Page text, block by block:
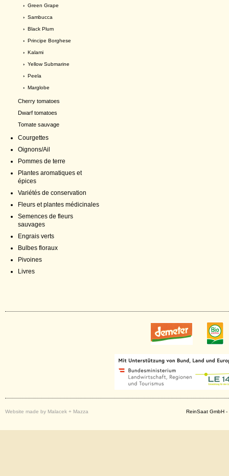
› Green Grape
› Sambucca
› Black Plum
› Principe Borghese
› Kalami
› Yellow Submarine
› Peela
› Marglobe
Cherry tomatoes
Dwarf tomatoes
Tomate sauvage
Courgettes
Oignons/Ail
Pommes de terre
Plantes aromatiques et
épices
Variétés de conservation
Fleurs et plantes médicinales
Semences de fleurs
sauvages
Engrais verts
Bulbes floraux
Pivoines
Livres
Website made by Malacek + Mazza ReinSaat GmbH